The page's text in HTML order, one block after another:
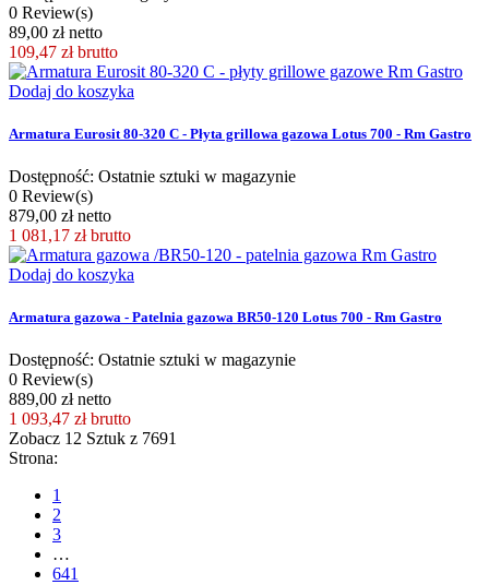
0 Review(s)
89,00 zł netto
109,47 zł brutto
Dodaj do koszyka
Armatura Eurosit 80-320 C - Płyta grillowa gazowa Lotus 700 - Rm Gastro
Dostępność: Ostatnie sztuki w magazynie
0 Review(s)
879,00 zł netto
1 081,17 zł brutto
Dodaj do koszyka
Armatura gazowa - Patelnia gazowa BR50-120 Lotus 700 - Rm Gastro
Dostępność: Ostatnie sztuki w magazynie
0 Review(s)
889,00 zł netto
1 093,47 zł brutto
Zobacz 12 Sztuk z 7691
Strona:
1
2
3
…
641